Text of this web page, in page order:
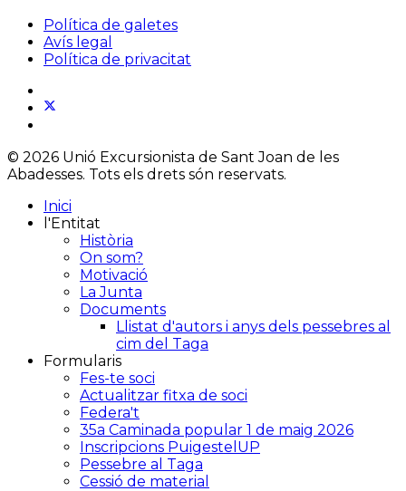
Política de galetes
Avís legal
Política de privacitat
© 2026 Unió Excursionista de Sant Joan de les
Abadesses. Tots els drets són reservats.
Inici
l'Entitat
Història
On som?
Motivació
La Junta
Documents
Llistat d'autors i anys dels pessebres al
cim del Taga
Formularis
Fes-te soci
Actualitzar fitxa de soci
Federa't
35a Caminada popular 1 de maig 2026
Inscripcions PuigestelUP
Pessebre al Taga
Cessió de material